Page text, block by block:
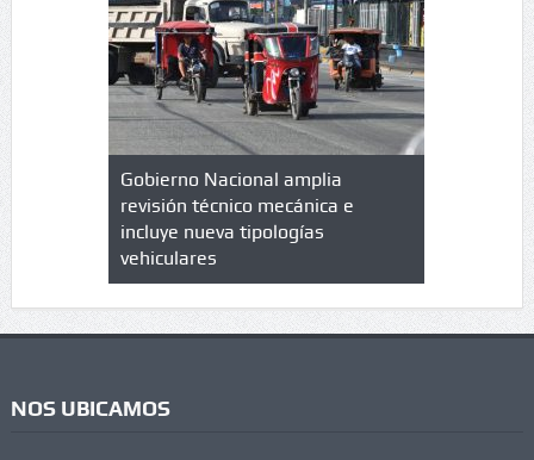
de
Gobierno Nacional amplia
revisión técnico mecánica e
incluye nueva tipologías
vehiculares
cuáles
NOS UBICAMOS